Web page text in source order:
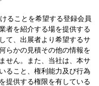
ることを希望する登録会員
者を紹介する場を提供する
て、出展者より希望するサ
らかの見積その他の情報を
せん。また、当社は、本サ
ること、権利能力及び行為
提供する権限を有している